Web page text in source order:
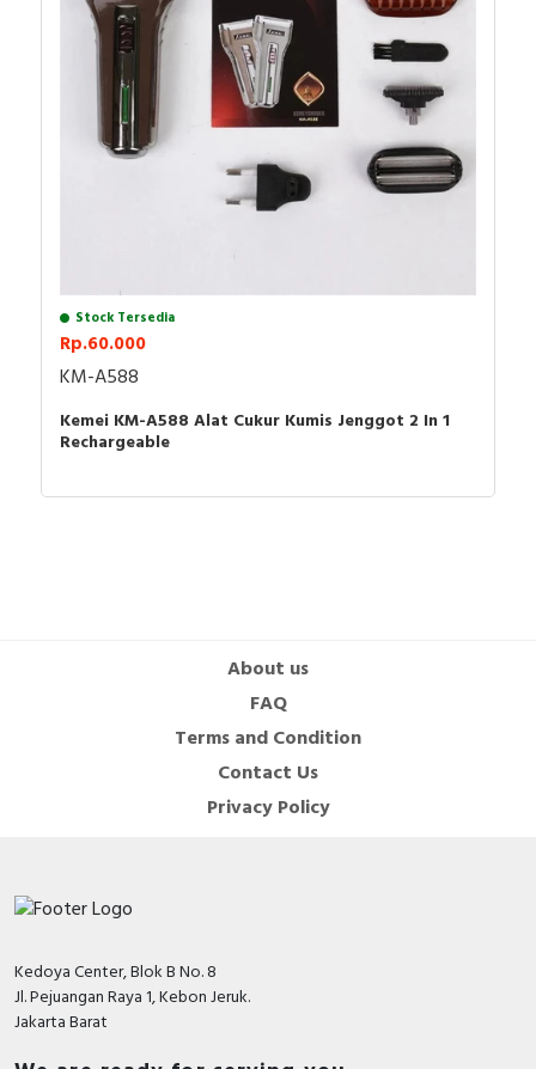
- Adaptor daya cas steker
- Manual book
Stock Tersedia
Rp.60.000
KM-A588
Kemei KM-A588 Alat Cukur Kumis Jenggot 2 In 1
Rechargeable
About us
FAQ
Terms and Condition
Contact Us
Privacy Policy
Kedoya Center, Blok B No. 8
Jl. Pejuangan Raya 1, Kebon Jeruk.
Jakarta Barat